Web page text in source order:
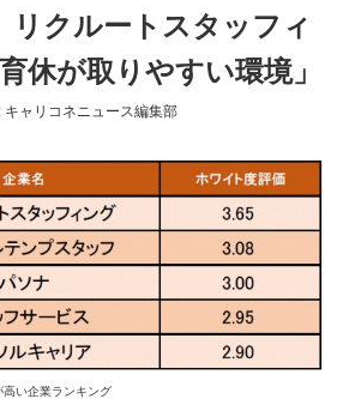
クルートスタッフィ
休が取りやすい環境」
キャリコネニュース編集部
い企業ランキング